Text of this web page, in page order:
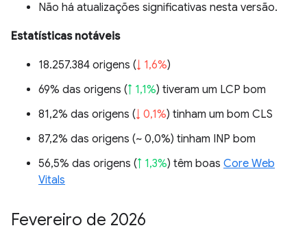
Não há atualizações significativas nesta versão.
Estatísticas notáveis
18.257.384 origens (↓ 1,6%)
69% das origens (↑ 1,1%) tiveram um LCP bom
81,2% das origens (↓ 0,1%) tinham um bom CLS
87,2% das origens (~ 0,0%) tinham INP bom
56,5% das origens (↑ 1,3%) têm boas Core Web
Vitals
Fevereiro de 2026